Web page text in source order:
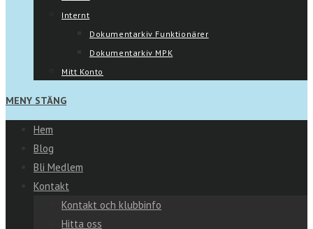
Internt
Dokumentarkiv Funktionärer
Dokumentarkiv MPK
Mitt Konto
MENY STÄNG
Hem
Blog
Bli Medlem
Kontakt
Kontakt och klubbinfo
Hitta oss